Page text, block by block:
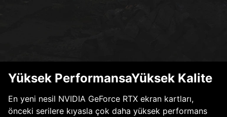
Yüksek PerformansaYüksek Kalite
En yeni nesil NVIDIA GeForce RTX ekran kartları,
önceki serilere kıyasla çok daha yüksek performans